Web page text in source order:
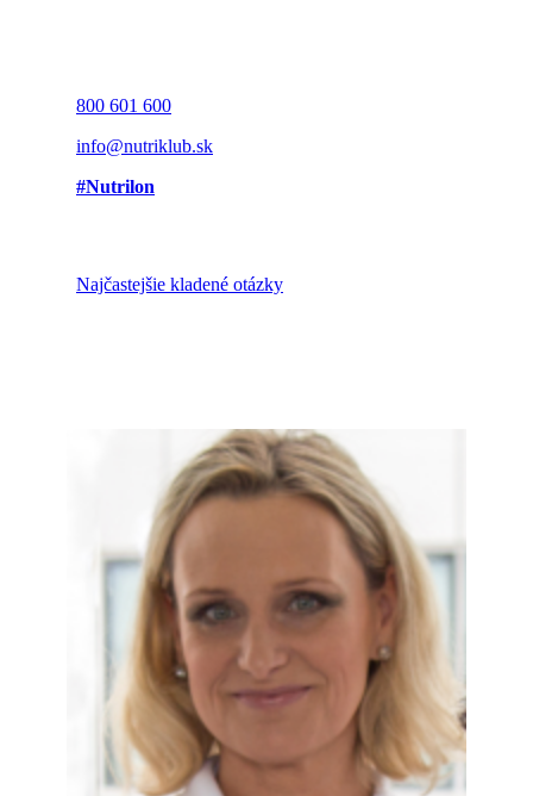
800 601 600
info@nutriklub.sk
#Nutrilon
Najčastejšie kladené otázky